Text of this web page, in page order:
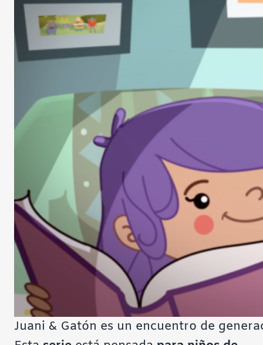
Juani & Gatón es un encuentro de